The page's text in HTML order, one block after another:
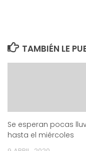
TAMBIÉN LE
Se esperan pocas
hasta el miércoles